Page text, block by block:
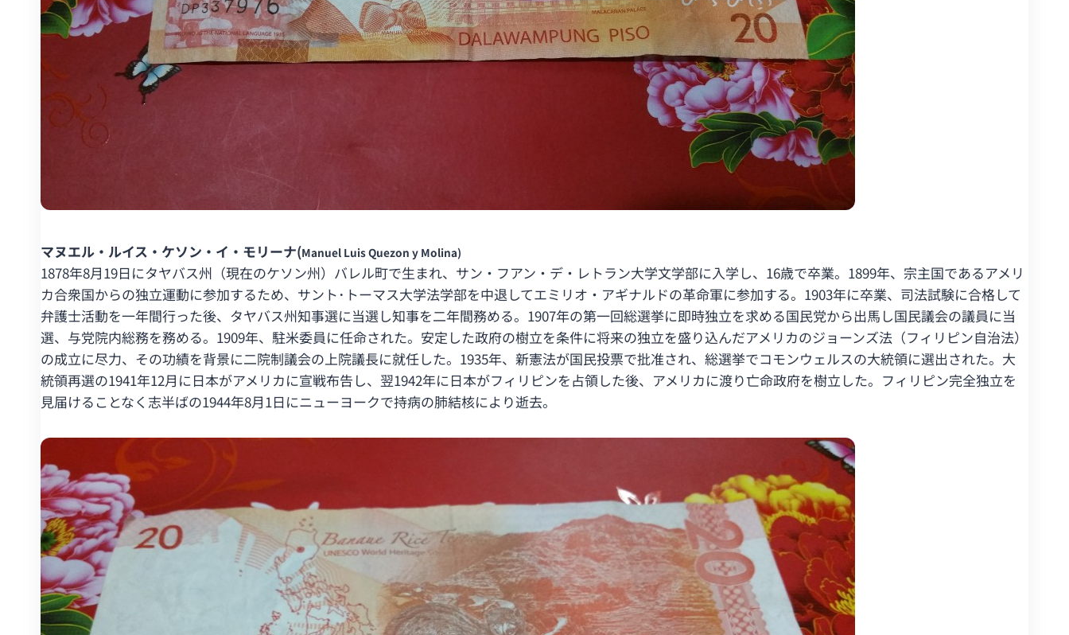
マヌエル・ルイス・ケソン・イ・モリーナ(Manuel Luis Quezon y Molina)
1878年8月19日にタヤバス州（現在のケソン州）バレル町で生まれ、サン・フアン・デ・レトラン大学文学部に入学し、16歳で卒業。1899年、宗主国であるアメリ
カ合衆国からの独立運動に参加するため、サント･トーマス大学法学部を中退してエミリオ・アギナルドの革命軍に参加する。1903年に卒業、司法試験に合格して
弁護士活動を一年間行った後、タヤバス州知事選に当選し知事を二年間務める。1907年の第一回総選挙に即時独立を求める国民党から出馬し国民議会の議員に当
選、与党院内総務を務める。1909年、駐米委員に任命された。安定した政府の樹立を条件に将来の独立を盛り込んだアメリカのジョーンズ法（フィリピン自治法）
の成立に尽力、その功績を背景に二院制議会の上院議長に就任した。1935年、新憲法が国民投票で批准され、総選挙でコモンウェルスの大統領に選出された。大
統領再選の1941年12月に日本がアメリカに宣戦布告し、翌1942年に日本がフィリピンを占領した後、アメリカに渡り亡命政府を樹立した。フィリピン完全独立を
見届けることなく志半ばの1944年8月1日にニューヨークで持病の肺結核により逝去。